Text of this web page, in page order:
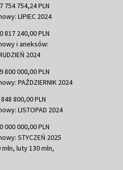
754,24 PLN
LIPIEC 2024
240,00 PLN
i aneksów:
2024
000,00 PLN
PAŹDZIERNIK 2024
800,00 PLN
LISTOPAD 2024
000,00 PLN
STYCZEŃ 2025
luty 130 mln,